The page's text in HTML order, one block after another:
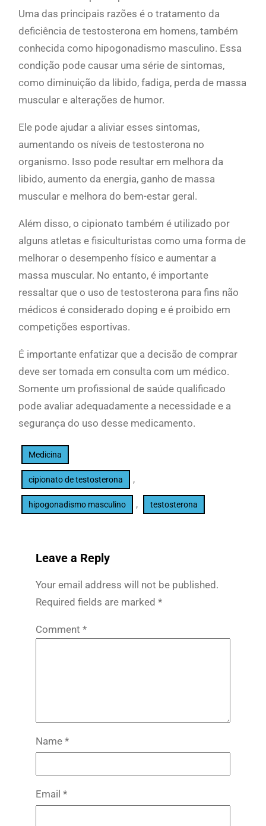
Uma das principais razões é o tratamento da
deficiência de testosterona em homens, também
conhecida como hipogonadismo masculino. Essa
condição pode causar uma série de sintomas,
como diminuição da libido, fadiga, perda de massa
muscular e alterações de humor.
Ele pode ajudar a aliviar esses sintomas,
aumentando os níveis de testosterona no
organismo. Isso pode resultar em melhora da
libido, aumento da energia, ganho de massa
muscular e melhora do bem-estar geral.
Além disso, o cipionato também é utilizado por
alguns atletas e fisiculturistas como uma forma de
melhorar o desempenho físico e aumentar a
massa muscular. No entanto, é importante
ressaltar que o uso de testosterona para fins não
médicos é considerado doping e é proibido em
competições esportivas.
É importante enfatizar que a decisão de comprar
deve ser tomada em consulta com um médico.
Somente um profissional de saúde qualificado
pode avaliar adequadamente a necessidade e a
segurança do uso desse medicamento.
Medicina
cipionato de testosterona ,
hipogonadismo masculino , testosterona
Leave a Reply
Your email address will not be published.
Required fields are marked *
Comment *
Name *
Email *